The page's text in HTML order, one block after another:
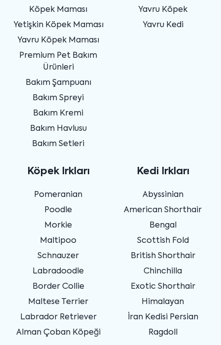
Köpek Maması
Yetişkin Köpek Maması
Yavru Köpek Maması
Premium Pet Bakım
Ürünleri
Bakım Şampuanı
Bakım Spreyi
Bakım Kremi
Bakım Havlusu
Bakım Setleri
Yavru Köpek
Yavru Kedi
Köpek Irkları
Pomeranian
Poodle
Morkie
Maltipoo
Schnauzer
Labradoodle
Border Collie
Maltese Terrier
Labrador Retriever
Alman Çoban Köpeği
Kedi Irkları
Abyssinian
American Shorthair
Bengal
Scottish Fold
British Shorthair
Chinchilla
Exotic Shorthair
Himalayan
İran Kedisi Persian
Ragdoll